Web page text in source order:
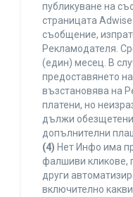
публикуване на
страницата
съобщение,
Рекламодателя.
(един) месец. В
предоставянето
възстановява на
платени, но
дължи
допълнителни
(4) Нет Инфо има
фалшиви кликове,
други
включително